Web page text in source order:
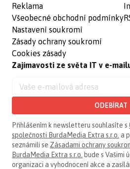
Reklama
Všeobecné obchodní podmínky
Nastavení soukromí
Zásady ochrany soukromí
Cookies zásady
Zajímavosti ze světa IT v e-
ODEBÍRAT
Přihlášením k newsletteru souhlasíte s
společnosti BurdaMedia Extra s.r.o. a
seznámili se Zásadami ochrany
BurdaMedia Extra s.r.o. bude s Vašimi
organizaci a vyhodnocení akce a